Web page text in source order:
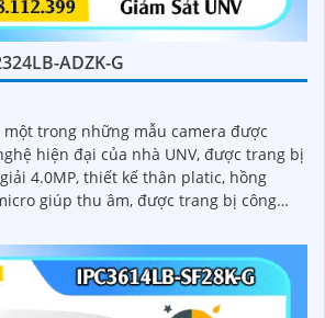
ADZK-G
một trong những mẫu camera được
hiện đại của nhà UNV, được trang bị
4.0MP, thiết kế thân platic, hồng
giúp thu âm, được trang bị công